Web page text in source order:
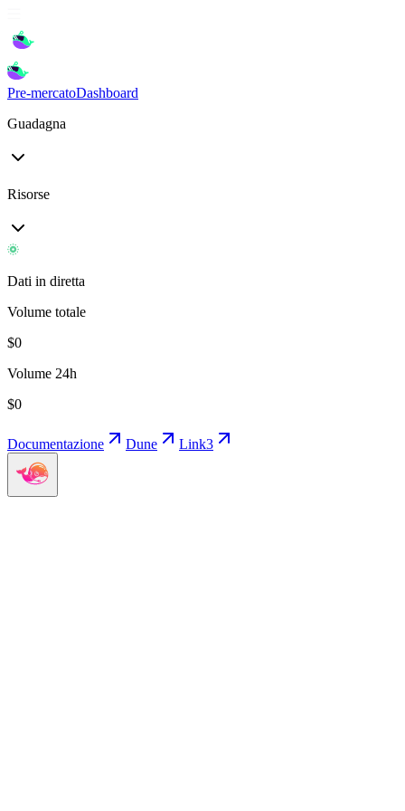
Pre-mercatoDashboard
Guadagna
Risorse
Dati in diretta
Volume totale
$0
Volume 24h
$0
Documentazione Dune Link3